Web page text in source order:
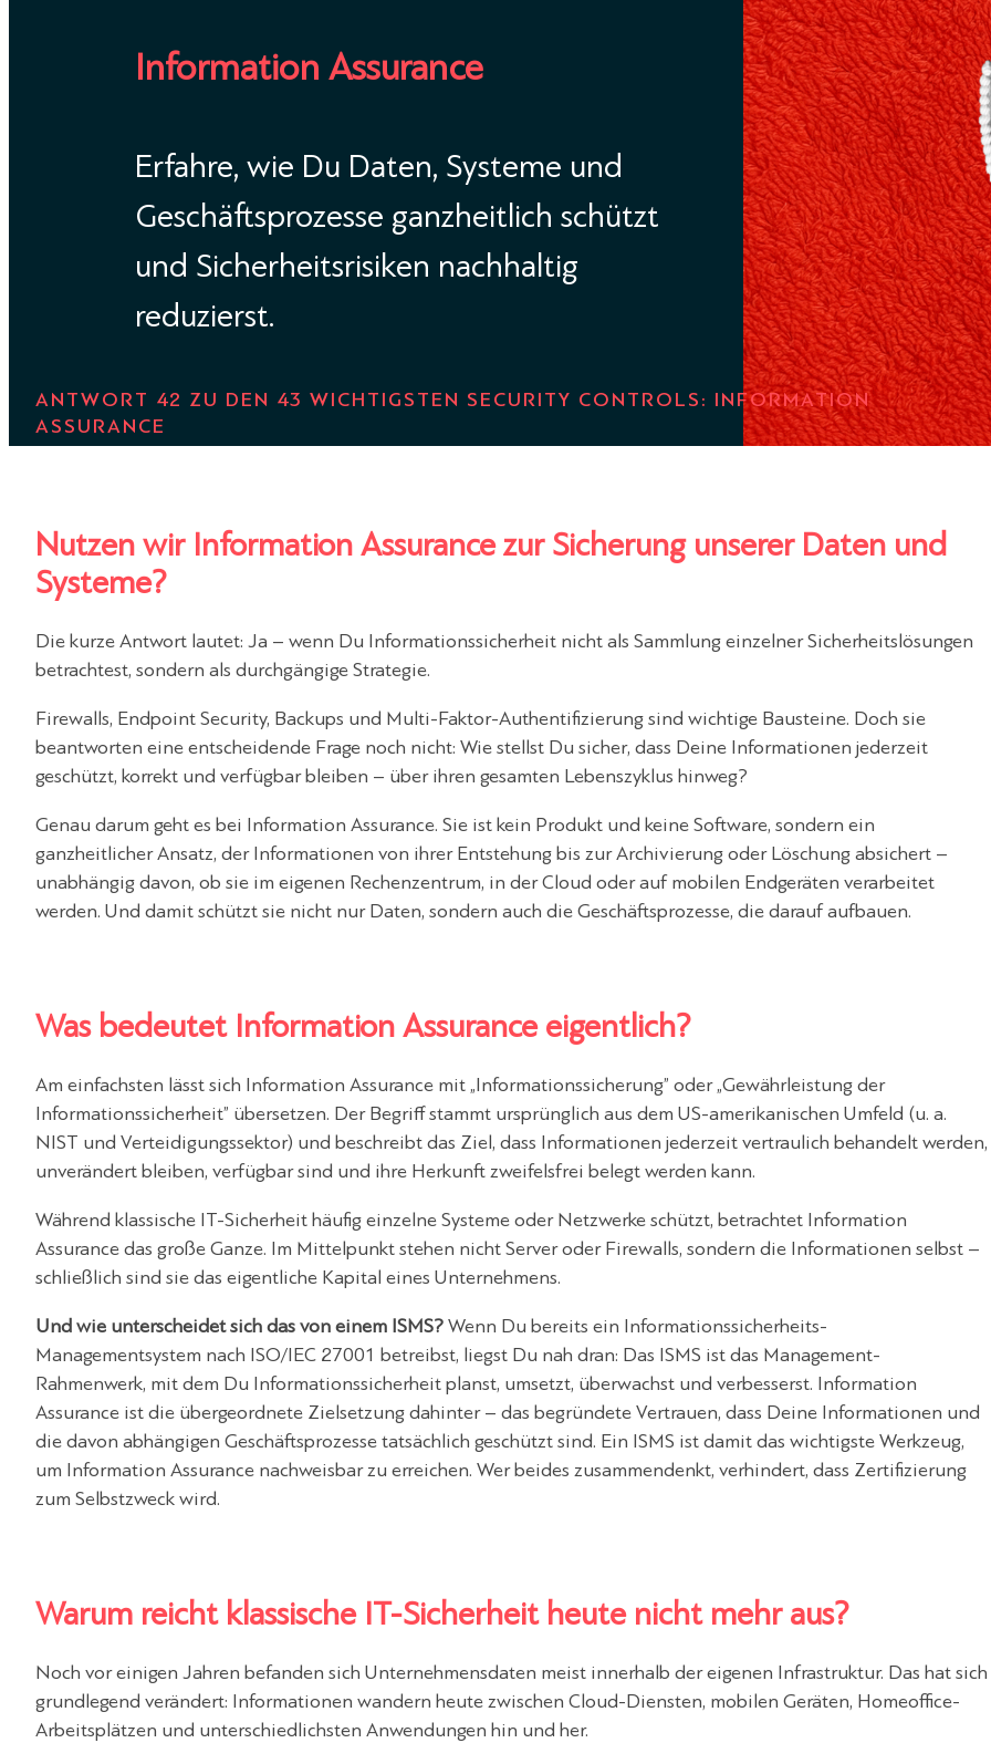
Information Assurance
Erfahre, wie Du Daten, Systeme und
Geschäftsprozesse ganzheitlich schützt
und Sicherheitsrisiken nachhaltig
reduzierst.
ANTWORT 42 ZU DEN 43 WICHTIGSTEN SECURITY CONTROLS: INFORMATION
ASSURANCE
Nutzen wir Information Assurance zur Sicherung unserer Daten und
Systeme?
Die kurze Antwort lautet: Ja – wenn Du Informationssicherheit nicht als Sammlung einzelner Sicherheitslösungen
betrachtest, sondern als durchgängige Strategie.
Firewalls, Endpoint Security, Backups und Multi-Faktor-Authentifizierung sind wichtige Bausteine. Doch sie
beantworten eine entscheidende Frage noch nicht: Wie stellst Du sicher, dass Deine Informationen jederzeit
geschützt, korrekt und verfügbar bleiben – über ihren gesamten Lebenszyklus hinweg?
Genau darum geht es bei Information Assurance. Sie ist kein Produkt und keine Software, sondern ein
ganzheitlicher Ansatz, der Informationen von ihrer Entstehung bis zur Archivierung oder Löschung absichert –
unabhängig davon, ob sie im eigenen Rechenzentrum, in der Cloud oder auf mobilen Endgeräten verarbeitet
werden. Und damit schützt sie nicht nur Daten, sondern auch die Geschäftsprozesse, die darauf aufbauen.
Was bedeutet Information Assurance eigentlich?
Am einfachsten lässt sich Information Assurance mit „Informationssicherung” oder „Gewährleistung der
Informationssicherheit” übersetzen. Der Begriff stammt ursprünglich aus dem US-amerikanischen Umfeld (u. a.
NIST und Verteidigungssektor) und beschreibt das Ziel, dass Informationen jederzeit vertraulich behandelt werden,
unverändert bleiben, verfügbar sind und ihre Herkunft zweifelsfrei belegt werden kann.
Während klassische IT-Sicherheit häufig einzelne Systeme oder Netzwerke schützt, betrachtet Information
Assurance das große Ganze. Im Mittelpunkt stehen nicht Server oder Firewalls, sondern die Informationen selbst –
schließlich sind sie das eigentliche Kapital eines Unternehmens.
Und wie unterscheidet sich das von einem ISMS?Wenn Du bereits ein Informationssicherheits-
Managementsystem nach ISO/IEC 27001 betreibst, liegst Du nah dran: Das ISMS ist das Management-
Rahmenwerk, mit dem Du Informationssicherheit planst, umsetzt, überwachst und verbesserst. Information
Assurance ist die übergeordnete Zielsetzung dahinter – das begründete Vertrauen, dass Deine Informationen und
die davon abhängigen Geschäftsprozesse tatsächlich geschützt sind. Ein ISMS ist damit das wichtigste Werkzeug,
um Information Assurance nachweisbar zu erreichen. Wer beides zusammendenkt, verhindert, dass Zertifizierung
zum Selbstzweck wird.
Warum reicht klassische IT-Sicherheit heute nicht mehr aus?
Noch vor einigen Jahren befanden sich Unternehmensdaten meist innerhalb der eigenen Infrastruktur. Das hat sich
grundlegend verändert: Informationen wandern heute zwischen Cloud-Diensten, mobilen Geräten, Homeoffice-
Arbeitsplätzen und unterschiedlichsten Anwendungen hin und her.